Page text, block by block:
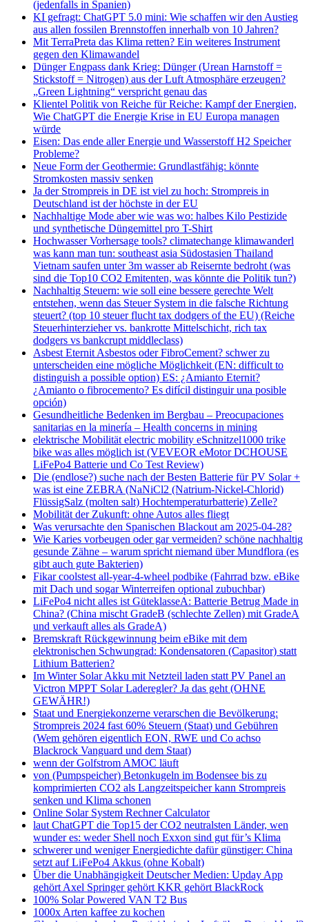
(jedenfalls in Spanien)
KI gefragt: ChatGPT 5.0 mini: Wie schaffen wir den Austieg
aus allen fossilen Brennstoffen innerhalb von 10 Jahren?
Mit TerraPreta das Klima retten? Ein weiteres Instrument
gegen den Klimawandel
Dünger Engpass dank Krieg: Dünger (Urean Harnstoff =
Stickstoff = Nitrogen) aus der Luft Atmosphäre erzeugen?
„Green Lightning“ verspricht genau das
Klientel Politik von Reiche für Reiche: Kampf der Energien,
Wie ChatGPT die Energie Krise in EU Europa managen
würde
Eisen: Das ende aller Energie und Wasserstoff H2 Speicher
Probleme?
Neue Form der Geothermie: Grundlastfähig: könnte
Stromkosten massiv senken
Ja der Strompreis in DE ist viel zu hoch: Strompreis in
Deutschland ist der höchste in der EU
Nachhaltige Mode aber wie was wo: halbes Kilo Pestizide
und synthetische Düngemittel pro T-Shirt
Hochwasser Vorhersage tools? climatechange klimawanderl
was kann man tun: southeast asia Südostasien Thailand
Vietnam saufen unter 3m wasser ab Reisernte bedroht (was
sind die Top10 CO2 Emitenten, was könnte die Politik tun?)
Nachhaltig Steuern: wie soll eine bessere gerechte Welt
entstehen, wenn das Steuer System in die falsche Richtung
steuert? (top 10 steuer flucht tax dodgers of the EU) (Reiche
Steuerhinterzieher vs. bankrotte Mittelschicht, rich tax
dodgers vs bankcrupt middleclass)
Asbest Eternit Asbestos oder FibroCement? schwer zu
unterscheiden eine mögliche Möglichkeit (EN: difficult to
distinguish a possible option) ES: ¿Amianto Eternit?
¿Amianto o fibrocemento? Es difícil distinguir una posible
opción)
Gesundheitliche Bedenken im Bergbau – Preocupaciones
sanitarias en la minería – Health concerns in mining
elektrische Mobilität electric mobility eSchnitzel1000 trike
bike was alles möglich ist (VEVEOR eMotor DCHOUSE
LiFePo4 Batterie und Co Test Review)
Die (endlose?) suche nach der Besten Batterie für PV Solar +
was ist eine ZEBRA (NaNiCl2 (Natrium-Nickel-Chlorid)
FlüssigSalz (molten salt) Hochtemperaturbatterie) Zelle?
Mobilität der Zukunft: ohne Autos alles fliegt
Was verursachte den Spanischen Blackout am 2025-04-28?
Wie Karies vorbeugen oder gar vermeiden? schöne nachhaltig
gesunde Zähne – warum spricht niemand über Mundflora (es
gibt auch gute Bakterien)
Fikar coolstest all-year-4-wheel podbike (Fahrrad bzw. eBike
mit Dach und sogar Winterreifen optional zubuchbar)
LiFePo4 nicht alles ist GüteklasseA: Batterie Betrug Made in
China? (China mischt GradeB (schlechte Zellen) mit GradeA
und verkauft alles als GradeA)
Bremskraft Rückgewinnung beim eBike mit dem
elektronischen Schwungrad: Kondensatoren (Capasitor) statt
Lithium Batterien?
Im Winter Solar Akku mit Netzteil laden statt PV Panel an
Victron MPPT Solar Laderegler? Ja das geht (OHNE
GEWÄHR!)
Staat und Energiekonzerne verarschen die Bevölkerung:
Strompreis 2024 fast 60% Steuern (Staat) und Gebühren
(Wem gehören eigentlich EON, RWE und Co achso
Blackrock Vanguard und dem Staat)
wenn der Golfstrom AMOC läuft
von (Pumpspeicher) Betonkugeln im Bodensee bis zu
komprimierten CO2 als Langzeitspeicher kann Strompreis
senken und Klima schonen
Online Solar System Rechner Calculator
laut ChatGPT die Top15 der CO2 neutralsten Länder, wen
wunder es: weder Shell noch Exxon sind gut für’s Klima
schwerer und weniger Energiedichte dafür günstiger: China
setzt auf LiFePo4 Akkus (ohne Kobalt)
Über die Unabhängigkeit Deutscher Medien: Upday App
gehört Axel Springer gehört KKR gehört BlackRock
100% Solar Powered VAN T2 Bus
1000x Arten kaffee zu kochen